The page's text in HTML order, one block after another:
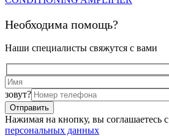
Необходима помощь?
Наши специалисты свяжутся с вами
зовут?
Нажимая на кнопку, вы соглашаетесь с
персональных данных